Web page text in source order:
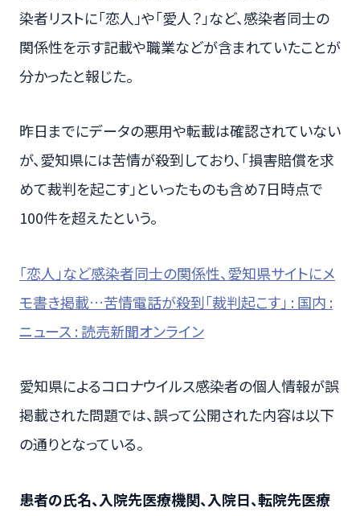
染者リストに「恋人」や「愛人？」など、感染者同士の
関係性を示す記載や職業などが含まれていたことが
分かったと報じた。
昨日までにデータの悪用や転載は確認されていない
が、愛知県には苦情が殺到しており、「損害賠償を求
めて裁判を起こす」といったものも含め7日時点で
100件を超えたという。
「恋人」など感染者同士の関係性、愛知県サイトにメ
モ書き掲載…苦情電話が殺到「裁判起こす」 : 国内 :
ニュース : 読売新聞オンライン
愛知県によるコロナウイルス感染者の個人情報が誤
掲載された問題では、誤って公開された内容は以下
の通りとなっている。
患者の氏名、入院先医療機関、入院日、転院先医療